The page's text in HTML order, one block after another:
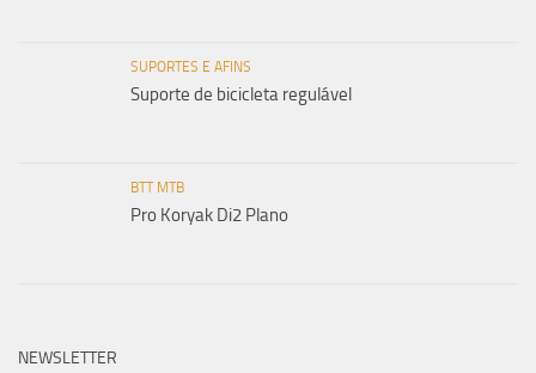
SUPORTES E AFINS
Suporte de bicicleta regulável
BTT MTB
Pro Koryak Di2 Plano
NEWSLETTER